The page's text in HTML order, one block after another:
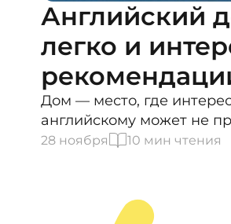
Английский
легко и
студии
English
Дом — место, где
английскому может не
сохраняться, но и расти. В
чувствовать
удовольствие от
28 ноября 10 мин чтения